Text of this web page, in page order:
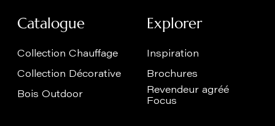
Catalogue
Collection Chauffage
Collection Décorative
Bois Outdoor
Explorer
Inspiration
Brochures
Revendeur agréé
Focus